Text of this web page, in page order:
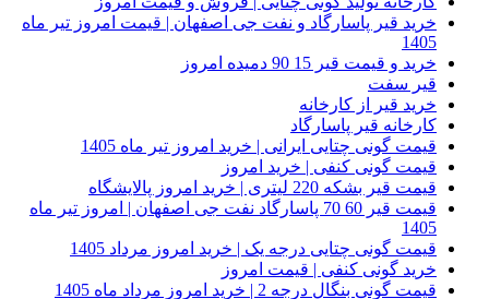
خرید قیر پاسارگاد و نفت جی اصفهان | قیمت امروز تیر ماه
1405
خرید و قیمت قیر 15 90 دمیده امروز
قیر سفت
خرید قیر از کارخانه
کارخانه قیر پاسارگاد
قیمت گونی چتایی ایرانی | خرید امروز تیر ماه 1405
قیمت گونی کنفی | خرید امروز
قیمت قیر بشکه 220 لیتری | خرید امروز پالایشگاه
قیمت قیر 60 70 پاسارگاد نفت جی اصفهان | امروز تیر ماه
1405
قیمت گونی چتایی درجه یک | خرید امروز مرداد 1405
خرید گونی کنفی | قیمت امروز
قیمت گونی بنگال درجه 2 | خرید امروز مرداد ماه 1405